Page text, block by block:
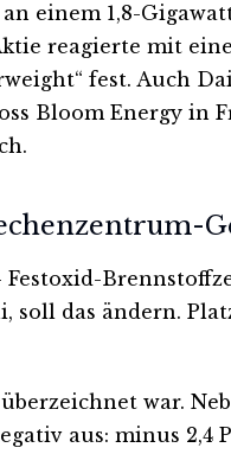
einem 1,8-
reagierte mit
fest. Auch
Bloom Energy in
soll das ändern.
war.
aus: minus 2,4